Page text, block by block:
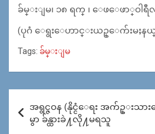
ခ်မ္​းျမ၊ ၁၈ ရက္​ ၊ ေဖ​ေဖာ္​ဝါရီ
(ပုဂံ ​​ေရွး​ေဟာင္​းယဥ္​​ေက်းမႈန
Tags: ခ်မ္းျမ
navigation
အရွင္ဇဝန (နိုင္ငံေရး အက်ဥ္းသ
မွာ ခ်န္ထားခဲ႔လို႔မရသူ